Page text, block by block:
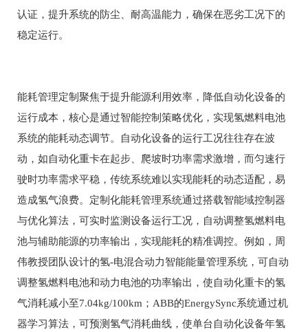
认证，提升系统的防尘、耐高温能力，确保在恶劣工况下的
稳定运行。
能耗管理定制聚焦于提升能源利用效率，降低自动化设备的
运行成本，核心是通过智能控制策略优化，实现氢燃料电池
系统的能耗动态调节。自动化设备的运行工况往往存在波
动，如自动化重卡在起步、爬坡时功率需求激增，而匀速行
驶时功率需求平稳，传统系统难以实现能耗的动态适配，易
造成氢气浪费。定制化能耗管理系统通过搭载智能域控制器
与优化算法，可实时监测设备运行工况，自动调整氢燃料电
池与辅助能源的功率输出，实现能耗的精准调控。例如，周
伟教授团队设计的氢-电混合动力智能能量管理系统，可自动
调整氢燃料电池和动力电池的功率输出，使自动化重卡的氢
气消耗减小至7.04kg/100km；ABB的EnergySync系统通过机
器学习算法，可预测氢气消耗曲线，使单台自动化设备年氢